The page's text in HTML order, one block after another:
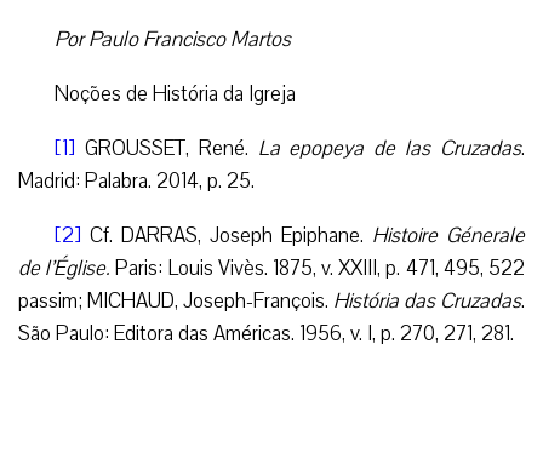
Por Paulo Francisco Martos
Noções de História da Igreja
[1] GROUSSET, René. La epopeya de las Cruzadas.
Madrid: Palabra. 2014, p. 25.
[2] Cf. DARRAS, Joseph Epiphane. Histoire Génerale
de l’Église. Paris: Louis Vivès. 1875, v. XXIII, p. 471, 495, 522
passim; MICHAUD, Joseph-François. História das Cruzadas.
São Paulo: Editora das Américas. 1956, v. I, p. 270, 271, 281.